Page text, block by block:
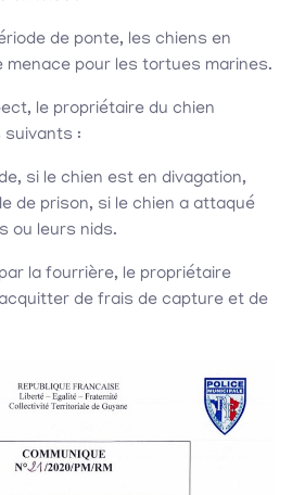
de ponte, les chiens en
menace pour les tortues marines.
le propriétaire du chien
:
si le chien est en divagation,
de prison, si le chien a attaqué
ou leurs nids.
la fourrière, le propriétaire
de frais de capture et de